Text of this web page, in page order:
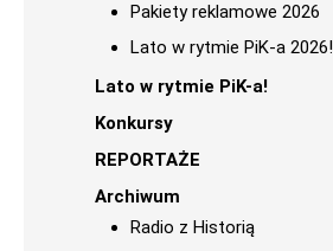
Pakiety reklamowe 2026
Lato w rytmie PiK-a 2026!
Lato w rytmie PiK-a!
Konkursy
REPORTAŻE
Archiwum
Radio z Historią